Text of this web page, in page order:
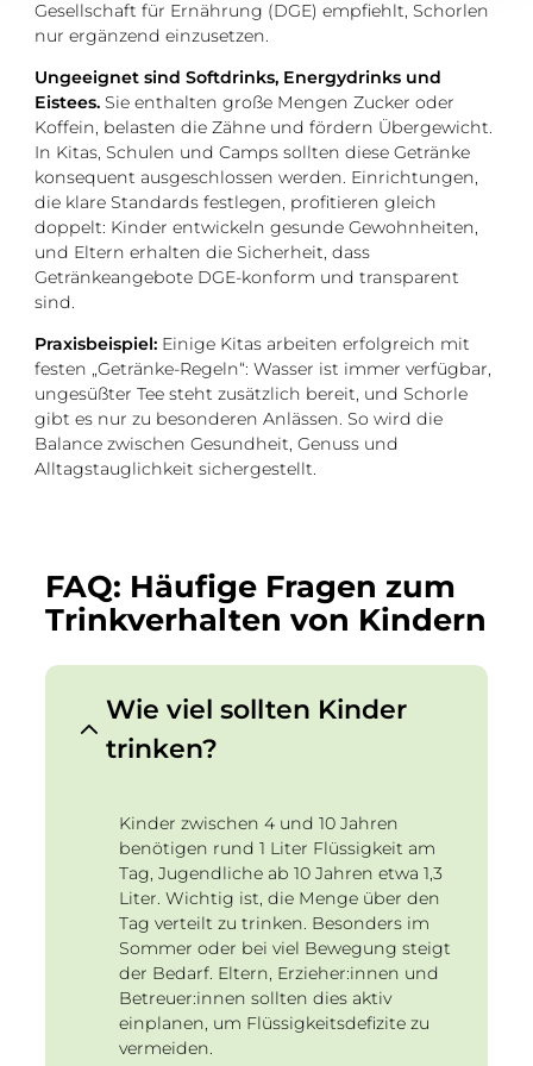
Gesellschaft für Ernährung (DGE) empfiehlt, Schorlen
nur ergänzend einzusetzen.
Ungeeignet sind Softdrinks, Energydrinks und
Eistees. Sie enthalten große Mengen Zucker oder
Koffein, belasten die Zähne und fördern Übergewicht.
In Kitas, Schulen und Camps sollten diese Getränke
konsequent ausgeschlossen werden. Einrichtungen,
die klare Standards festlegen, profitieren gleich
doppelt: Kinder entwickeln gesunde Gewohnheiten,
und Eltern erhalten die Sicherheit, dass
Getränkeangebote DGE-konform und transparent
sind.
Praxisbeispiel: Einige Kitas arbeiten erfolgreich mit
festen „Getränke-Regeln“: Wasser ist immer verfügbar,
ungesüßter Tee steht zusätzlich bereit, und Schorle
gibt es nur zu besonderen Anlässen. So wird die
Balance zwischen Gesundheit, Genuss und
Alltagstauglichkeit sichergestellt.
FAQ: Häufige Fragen zum
Trinkverhalten von Kindern
Wie viel sollten Kinder
trinken?
Kinder zwischen 4 und 10 Jahren
benötigen rund 1 Liter Flüssigkeit am
Tag, Jugendliche ab 10 Jahren etwa 1,3
Liter. Wichtig ist, die Menge über den
Tag verteilt zu trinken. Besonders im
Sommer oder bei viel Bewegung steigt
der Bedarf. Eltern, Erzieher:innen und
Betreuer:innen sollten dies aktiv
einplanen, um Flüssigkeitsdefizite zu
vermeiden.